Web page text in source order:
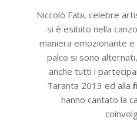
27
Niccolò Fabi, celebre
si è esibito nella
maniera emozionante
palco si sono
anche tutti i
Taranta 2013 ed alla
hanno cantato la